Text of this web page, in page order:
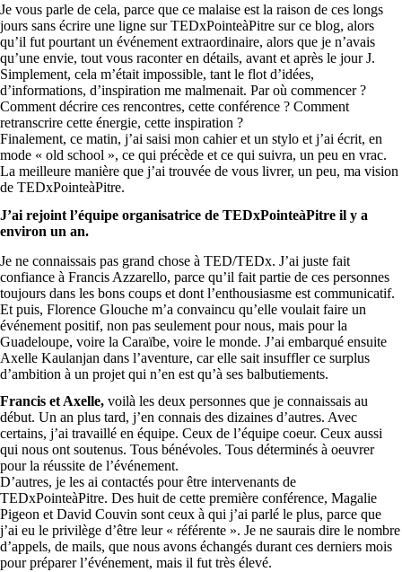
Je vous parle de cela, parce que ce malaise est la raison de ces longs
jours sans écrire une ligne sur TEDxPointeàPitre sur ce blog, alors
qu’il fut pourtant un événement extraordinaire, alors que je n’avais
qu’une envie, tout vous raconter en détails, avant et après le jour J.
Simplement, cela m’était impossible, tant le flot d’idées,
d’informations, d’inspiration me malmenait. Par où commencer ?
Comment décrire ces rencontres, cette conférence ? Comment
retranscrire cette énergie, cette inspiration ?
Finalement, ce matin, j’ai saisi mon cahier et un stylo et j’ai écrit, en
mode « old school », ce qui précède et ce qui suivra, un peu en vrac.
La meilleure manière que j’ai trouvée de vous livrer, un peu, ma vision
de TEDxPointeàPitre.
J’ai rejoint l’équipe organisatrice de TEDxPointeàPitre il y a
environ un an.
Je ne connaissais pas grand chose à TED/TEDx. J’ai juste fait
confiance à Francis Azzarello, parce qu’il fait partie de ces personnes
toujours dans les bons coups et dont l’enthousiasme est communicatif.
Et puis, Florence Glouche m’a convaincu qu’elle voulait faire un
événement positif, non pas seulement pour nous, mais pour la
Guadeloupe, voire la Caraïbe, voire le monde. J’ai embarqué ensuite
Axelle Kaulanjan dans l’aventure, car elle sait insuffler ce surplus
d’ambition à un projet qui n’en est qu’à ses balbutiements.
Francis et Axelle, voilà les deux personnes que je connaissais au
début. Un an plus tard, j’en connais des dizaines d’autres. Avec
certains, j’ai travaillé en équipe. Ceux de l’équipe coeur. Ceux aussi
qui nous ont soutenus. Tous bénévoles. Tous déterminés à oeuvrer
pour la réussite de l’événement.
D’autres, je les ai contactés pour être intervenants de
TEDxPointeàPitre. Des huit de cette première conférence, Magalie
Pigeon et David Couvin sont ceux à qui j’ai parlé le plus, parce que
j’ai eu le privilège d’être leur « référente ». Je ne saurais dire le nombre
d’appels, de mails, que nous avons échangés durant ces derniers mois
pour préparer l’événement, mais il fut très élevé.